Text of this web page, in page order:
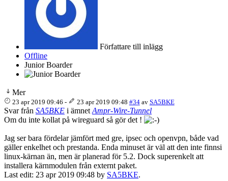
Författare till inlägg
Offline
Junior Boarder
Mer
23 apr 2019 09:46 - 23 apr 2019 09:48 #34 av SA5BKE
Svar från SA5BKE i ämnet Ampr-Wire-Tunnel
Om du inte kollat på wireguard så gör det !
Jag ser bara fördelar jämfört med gre, ipsec och openvpn, både vad
gäller enkelhet och prestanda. Enda minuset är väl att den inte finnsi
linux-kärnan än, men är planerad för 5.2. Dock superenkelt att
installera kärnmodulen från externt paket.
Last edit: 23 apr 2019 09:48 by SA5BKE.